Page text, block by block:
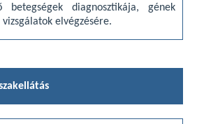
betegségek diagnosztikája, gének
vizsgálatok elvégzésére.